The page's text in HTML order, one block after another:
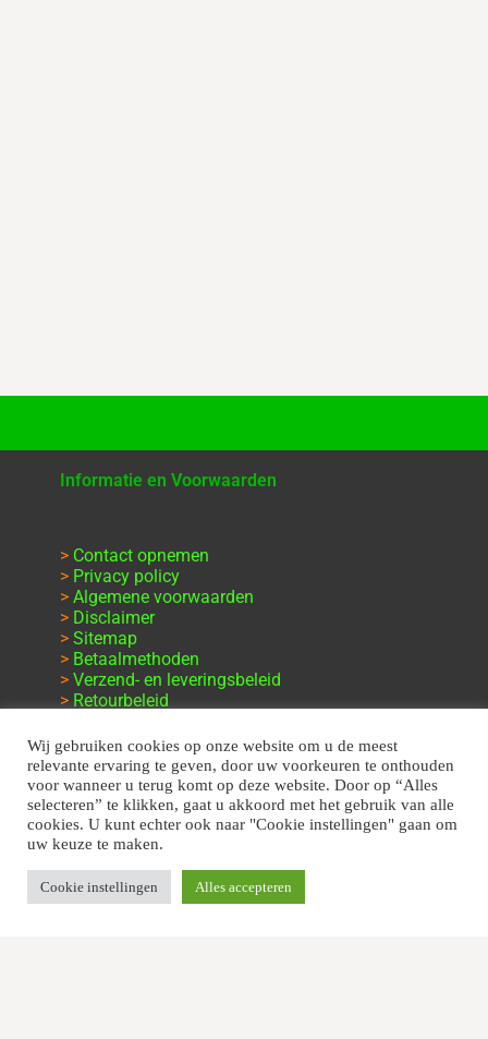
Informatie en Voorwaarden
> Contact opnemen
> Privacy policy
> Algemene voorwaarden
> Disclaimer
> Sitemap
> Betaalmethoden
> Verzend- en leveringsbeleid
> Retourbeleid
Wij gebruiken cookies op onze website om u de meest
relevante ervaring te geven, door uw voorkeuren te onthouden
voor wanneer u terug komt op deze website. Door op “Alles
selecteren” te klikken, gaat u akkoord met het gebruik van alle
cookies. U kunt echter ook naar "Cookie instellingen" gaan om
uw keuze te maken.
Cookie instellingen Alles accepteren